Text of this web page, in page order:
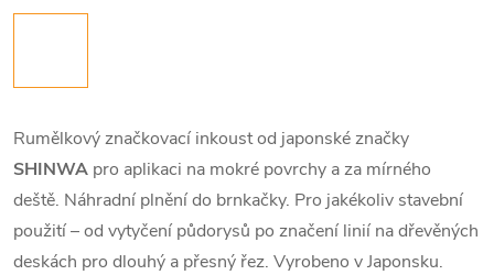
Rumělkový značkovací inkoust od japonské značky
SHINWA pro aplikaci na mokré povrchy a za mírného
deště. Náhradní plnění do brnkačky. Pro jakékoliv stavební
použití – od vytyčení půdorysů po značení linií na dřevěných
deskách pro dlouhý a přesný řez. Vyrobeno v Japonsku.